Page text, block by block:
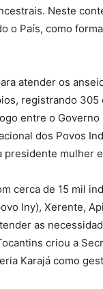
Neste
o País, como
atender os
registrando 305
entre o Governo
dos Povos
mulher
cerca de 15 mil
Iny), Xerente,
as
criou a
Karajá como